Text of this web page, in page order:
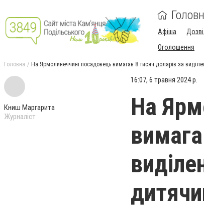
Афіша
Оголошення
Головна На Ярмолинеччині посадовець вимагав 8 тисяч доларів за
Книш Маргарита
Журналіст
16:07, 6 травня 2024 р.
На